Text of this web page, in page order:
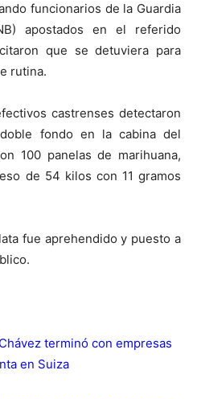
funcionarios de la Guardia
apostados en el referido
que se detuviera para
rutina.
castrenses detectaron
fondo en la cabina del
100 panelas de marihuana,
de 54 kilos con 11 gramos
fue aprehendido y puesto a
terminó con empresas
en Suiza